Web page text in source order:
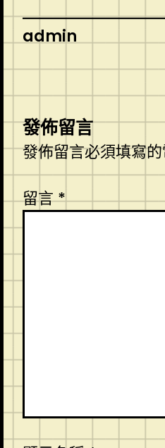
admin
發佈留言
發佈留言必須填寫
留言*